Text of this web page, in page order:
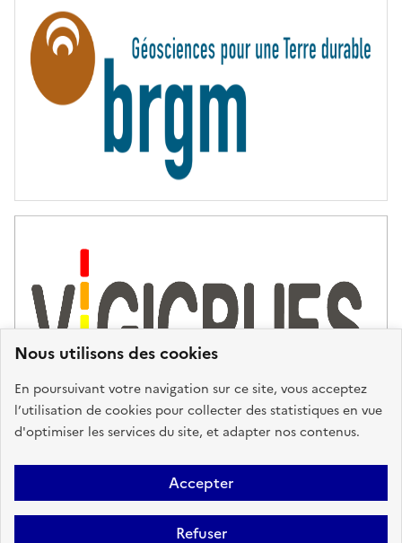
Nous utilisons des cookies
En poursuivant votre navigation sur ce site, vous acceptez
l’utilisation de cookies pour collecter des statistiques en vue
d'optimiser les services du site, et adapter nos contenus.
Accepter
Refuser
T
É
Plan du site Accessibilité : partiellement conforme
Mentions
Légales
Données personnelles Gestion des cookies
FAQ